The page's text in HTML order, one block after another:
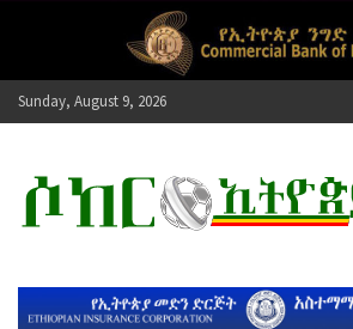
Sunday, August 9, 2026
ሶከር ኢትዮጵያ